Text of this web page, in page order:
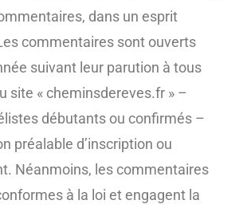
dans un esprit
commentaires sont ouverts
suivant leur parution à tous
site « cheminsdereves.fr » –
débutants ou confirmés –
préalable d’inscription ou
Néanmoins, les commentaires
à la loi et engagent la